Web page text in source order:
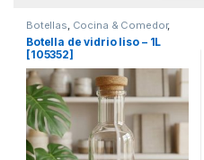
Botellas, Cocina & Comedor,
Recipientes para bebidas y
líquidos
Botella de vidrio liso – 1L
[105352]